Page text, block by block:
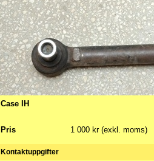
Case IH
Pris 1 000 kr (exkl. moms)
Kontaktuppgifter